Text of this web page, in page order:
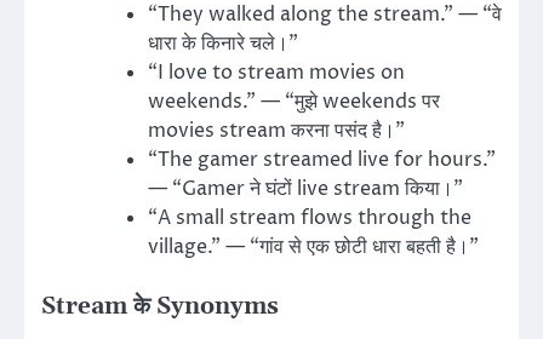
“They walked along the stream.” — “वे
धारा के किनारे चले।”
“I love to stream movies on
weekends.” — “मुझे weekends पर
movies stream करना पसंद है।”
“The gamer streamed live for hours.”
— “Gamer ने घंटों live stream किया।”
“A small stream flows through the
village.” — “गांव से एक छोटी धारा बहती है।”
Stream के Synonyms